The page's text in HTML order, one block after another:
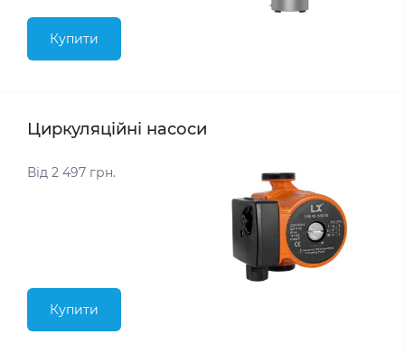
Купити
Циркуляційні насоси
Від 2 497 грн.
Купити